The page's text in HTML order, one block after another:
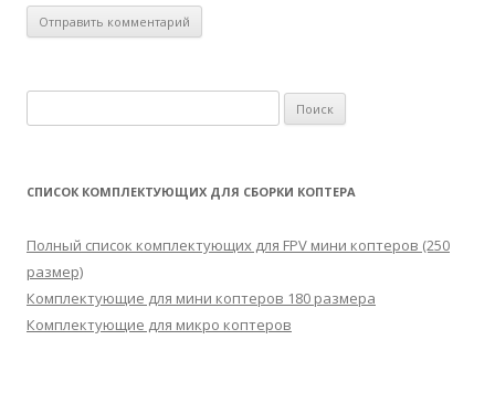
а
т
:
СПИСОК КОМПЛЕКТУЮЩИХ ДЛЯ СБОРКИ КОПТЕРА
Полный список комплектующих для FPV мини коптеров (250
размер)
Комплектующие для мини коптеров 180 размера
Комплектующие для микро коптеров